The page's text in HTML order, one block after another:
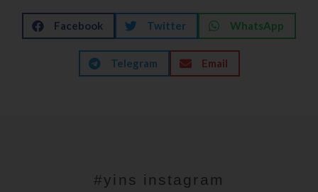
Facebook Twitter WhatsApp
Telegram Email
#yins instagram